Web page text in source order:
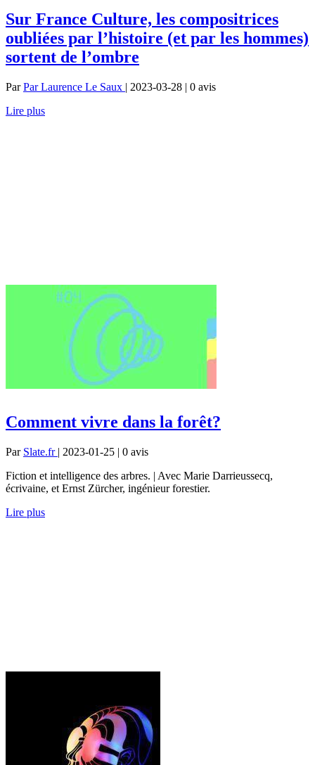
Sur France Culture, les compositrices
oubliées par l’histoire (et par les hommes)
sortent de l’ombre
ParPar Laurence Le Saux | 2023-03-28 | 0 avis
Lire plus
Comment vivre dans la forêt?
Par Slate.fr | 2023-01-25 | 0 avis
Fiction et intelligence des arbres. | Avec Marie Darrieussecq,
écrivaine, et Ernst Zürcher, ingénieur forestier.
Lire plus